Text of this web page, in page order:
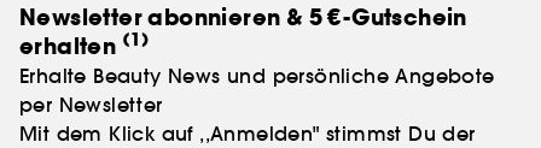
Newsletter abonnieren & 5 €-Gutschein
erhalten (1)
Erhalte Beauty News und persönliche Angebote
per Newsletter
Mit dem Klick auf ,,Anmelden" stimmst Du der